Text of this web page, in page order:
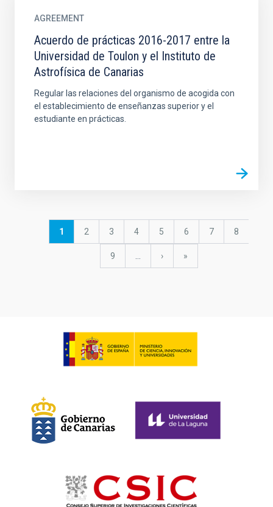
AGREEMENT
Acuerdo de prácticas 2016-2017 entre la
Universidad de Toulon y el Instituto de
Astrofísica de Canarias
Regular las relaciones del organismo de acogida con
el establecimiento de enseñanzas superior y el
estudiante en prácticas.
Current
1 Page
2 Page
3 Page
4 Page
5 Page
6 Page
7 Page
8
Page
9
Next
›
last
»